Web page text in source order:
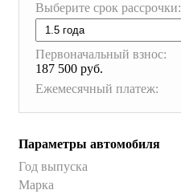
Выберите срок рассрочки:
Первоначальный взнос:
187 500 руб.
Ежемесячный платеж:
Параметры автомобиля
Год выпуска
Марка